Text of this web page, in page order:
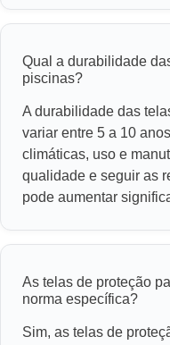
Qual a durabilidade
piscinas?
A durabilidade das
variar entre 5 a 10
climáticas, uso e
qualidade e seguir as
pode aumentar
As telas de proteção
norma específica?
Sim, as telas de